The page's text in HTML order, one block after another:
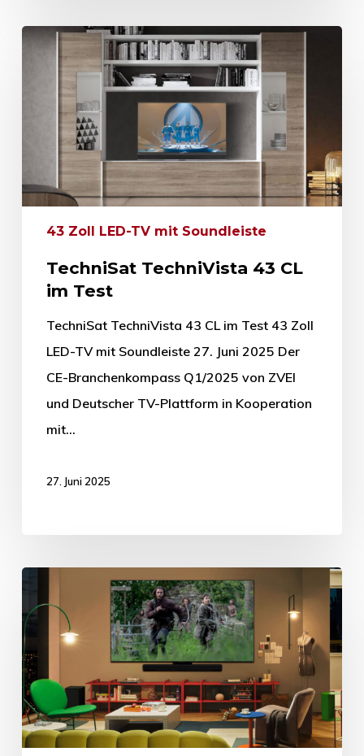
43 Zoll LED-TV mit Soundleiste
TechniSat TechniVista 43 CL
im Test
TechniSat TechniVista 43 CL im Test 43 Zoll
LED-TV mit Soundleiste 27. Juni 2025 Der
CE-Branchenkompass Q1/2025 von ZVEI
und Deutscher TV-Plattform in Kooperation
mit…
27. Juni 2025